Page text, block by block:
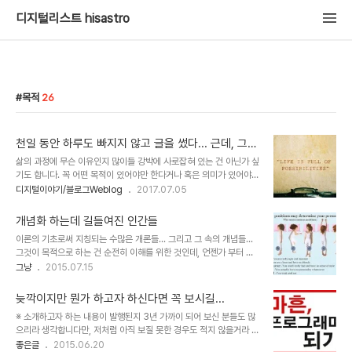
디지털리스트 hisastro
목적 26
천일 동안 하루도 빠지지 않고 글을 썼다... 근데, 그게
뭐~!
삶의 과정에 무슨 이유인지 많이들 강박에 사로잡혀 있는 건 아닌가 싶
기도 합니다. 꼭 어떤 목적이 있어야만 한다거나 혹은 의미가 있어야
한다는 것이 말이죠. 저만 그런 건 아닐 거라고 생각합니다. 글쎄요. 그
어디서 와서 어디로 가는지조차 모르는 빈약한 존재로써 그렇게라도
해야 한다는 잠재의식의 발현이랄까요? 한편으로는 촘촘한 그물망 속
에 갇혀 살아 그것이 당연한 것이라고 인지하게 되는 그 환경적 요인이
원인일 수 있겠다는 생각도 듭니다. 좀 비약적인 얘기라고 할지 모르겠
는데, 이를 테면 너도 나도 그런 의미와 가치 목적을 강조하는 분위기
아니냐는 겁니다. 어찌 생각하면 ..
디지털이야기/블로그Weblog 2017.07.05
개념화 하는데 길들여진 인간들
이론의 기초로써 지칭되는 수많은 개론들... 그리고 그 속의 개념들...
그것이 목적으로 하는 건 순전히 이해를 위한 것인데, 언젠가 부터 그
것이 목적이 되어 버린 듯 합니다. 이미지 출처:
앞세워 떠도는 것들도 그에 해당하는 한 가지 아닐까 합니다. 이러한
테스트류의 가십들이 하루 이틀 된 것도 아닌데... 뭐~ 물론 그 모든 것
들이 그저 틀리기만 하다고 말하진 않겠습니다. 믿고 안 믿고는 각자의
몫이라고도 할 수 있다고 생각하며, 또 그렇게 주장하는 이들의 진실한
(?) 의도까지를 무작정 무시하고자 하는 것도 아니니까요. 바넘 효과
그냥 2015.07.15
늦깍이지만 뭔가 하고자 하신다면 꼭 보시길...
※ 소개하고자 하는 내용이 발행된지 3년 가까이 되어 보신 분들도 많
으리라 생각합니다만, 저처럼 아직 보질 못한 경우도 적지 않을거라 생
각했습니다. 뭐~ 보셨더라도 다시한번 뭔가 불을 살리고자 하는 마음
좋은글 2015.06.20